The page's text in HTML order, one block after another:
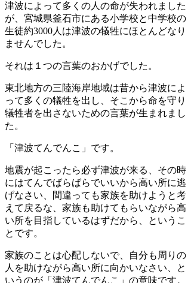
津波によって多くの人の命が失われました
が、宮城県釜石市にある小学校と中学校の
生徒約3000人は津波の犠牲にほとんどなり
ませんでした。
それは１つの言葉のおかげでした。
東北地方の三陸海岸地域は昔から津波によ
って多くの犠牲を出し、そこから命を守り
犠牲者を出さないための言葉が生まれまし
た。
「津波てんでんこ」です。
地震が起こったら必ず津波が来る、その時
にはてんでばらばらでいいから高い所に逃
げなさい、間違っても家族を助けようと考
えて戻るな、家族も助けてもらいながら高
い所を目指しているはずだから、というこ
とです。
家族のことは心配しないで、自分も周りの
人を助けながら高い所に向かいなさい、と
いうのが「津波てんでんこ」の意味です。